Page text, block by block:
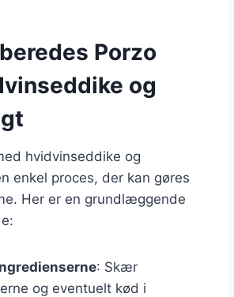
Porzo
og
hvidvinseddike og
enkel proces, der kan gøres
Her er en grundlæggende
: Skær
og eventuelt kød i